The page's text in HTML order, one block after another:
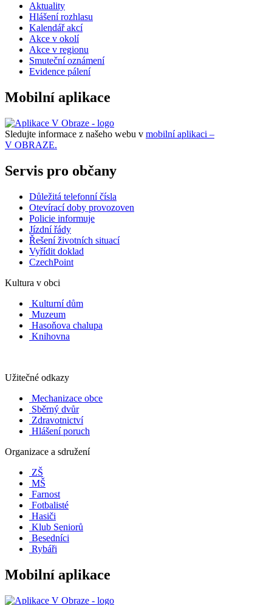
Aktuality
Hlášení rozhlasu
Kalendář akcí
Akce v okolí
Akce v regionu
Smuteční oznámení
Evidence pálení
Mobilní aplikace
Sledujte informace z našeho webu v mobilní aplikaci –
V OBRAZE.
Servis pro občany
Důležitá telefonní čísla
Otevírací doby provozoven
Policie informuje
Jízdní řády
Řešení životních situací
Vyřídit doklad
CzechPoint
Kultura v obci
Kulturní dům
Muzeum
Hasoňova chalupa
Knihovna
Užitečné odkazy
Mechanizace obce
Sběrný dvůr
Zdravotnictví
Hlášení poruch
Organizace a sdružení
ZŠ
MŠ
Farnost
Fotbalisté
Hasiči
Klub Seniorů
Besedníci
Rybáři
Mobilní aplikace